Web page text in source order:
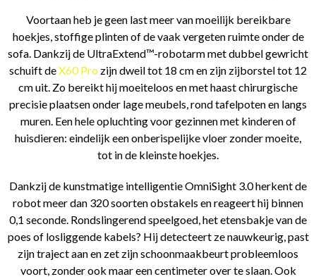
Voortaan heb je geen last meer van moeilijk bereikbare
hoekjes, stoffige plinten of de vaak vergeten ruimte onder de
sofa. Dankzij de UltraExtend™-robotarm met dubbel gewricht
schuift deX60 Pro zijn dweil tot 18 cm en zijn zijborstel tot 12
cm uit. Zo bereikt hij moeiteloos en met haast chirurgische
precisie plaatsen onder lage meubels, rond tafelpoten en langs
muren. Een hele opluchting voor gezinnen met kinderen of
huisdieren: eindelijk een onberispelijke vloer zonder moeite,
tot in de kleinste hoekjes.
Dankzij de kunstmatige intelligentie OmniSight 3.0 herkent de
robot meer dan 320 soorten obstakels en reageert hij binnen
0,1 seconde. Rondslingerend speelgoed, het etensbakje van de
poes of losliggende kabels? Hij detecteert ze nauwkeurig, past
zijn traject aan en zet zijn schoonmaakbeurt probleemloos
voort, zonder ook maar een centimeter over te slaan. Ook